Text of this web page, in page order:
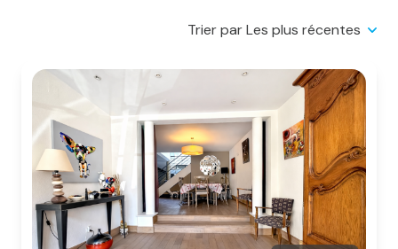
notre
agence
alerte
e-
mail
notre
Trier par Les plus récentes